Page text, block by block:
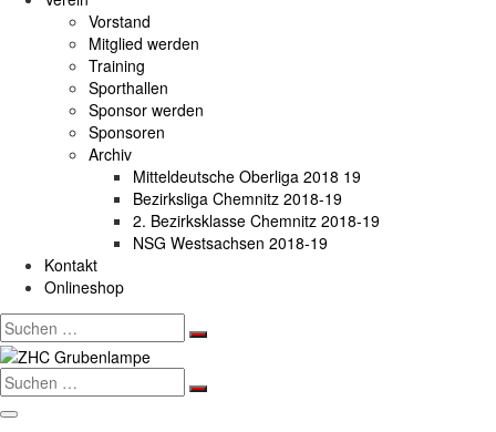
Vorstand
Mitglied werden
Training
Sporthallen
Sponsor werden
Sponsoren
Archiv
Mitteldeutsche Oberliga 2018 19
Bezirksliga Chemnitz 2018-19
2. Bezirksklasse Chemnitz 2018-19
NSG Westsachsen 2018-19
Kontakt
Onlineshop
Search
for:
Search
for: